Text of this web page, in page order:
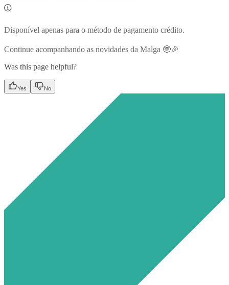
Disponível apenas para o método de pagamento crédito.
Continue acompanhando as novidades da Malga 🤓🎉
Was this page helpful?
Yes No